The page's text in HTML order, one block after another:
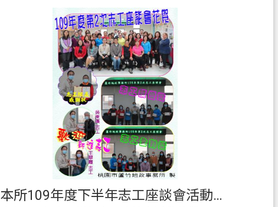
本所109年度下半年志工座談會活動花絮